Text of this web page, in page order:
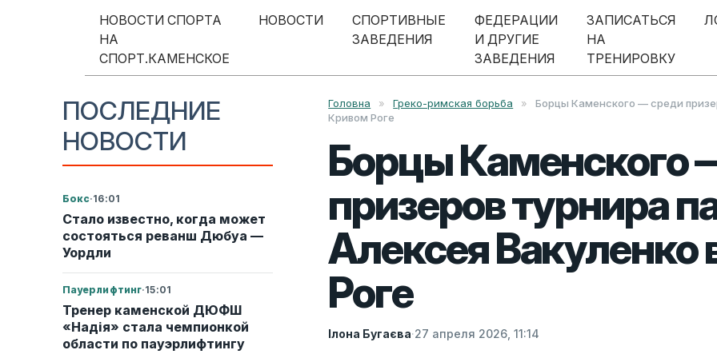
Перейти к содержимому
Меню навигации
НОВОСТИ СПОРТА
НА
СПОРТ.КАМЕНСКОЕ
НОВОСТИ
СПОРТИВНЫЕ
ЗАВЕДЕНИЯ
ФЕДЕРАЦИИ
И ДРУГИЕ
ЗАВЕДЕНИЯ
ЗАПИСАТЬСЯ
НА
ТРЕНИРОВКУ
ПОСЛЕДНИЕ
НОВОСТИ
Бокс·16:01
Стало известно, когда может
состояться реванш Дюбуа —
Уордли
Пауерлифтинг·15:01
Тренер каменской ДЮФШ
«Надія» стала чемпионкой
области по пауэрлифтингу
Головна » Греко-римская борьба »
Борцы Каменского — среди
Кривом Роге
Борцы Каменского
призеров турнира
Алексея Вакуленко
Роге
Ілона Бугаєва·27 апреля 2026, 11:14